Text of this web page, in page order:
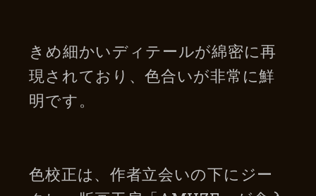
きめ細かいディテールが綿密に再
現されており、色合いが非常に鮮
明です。
色校正は、作者立会いの下にジー